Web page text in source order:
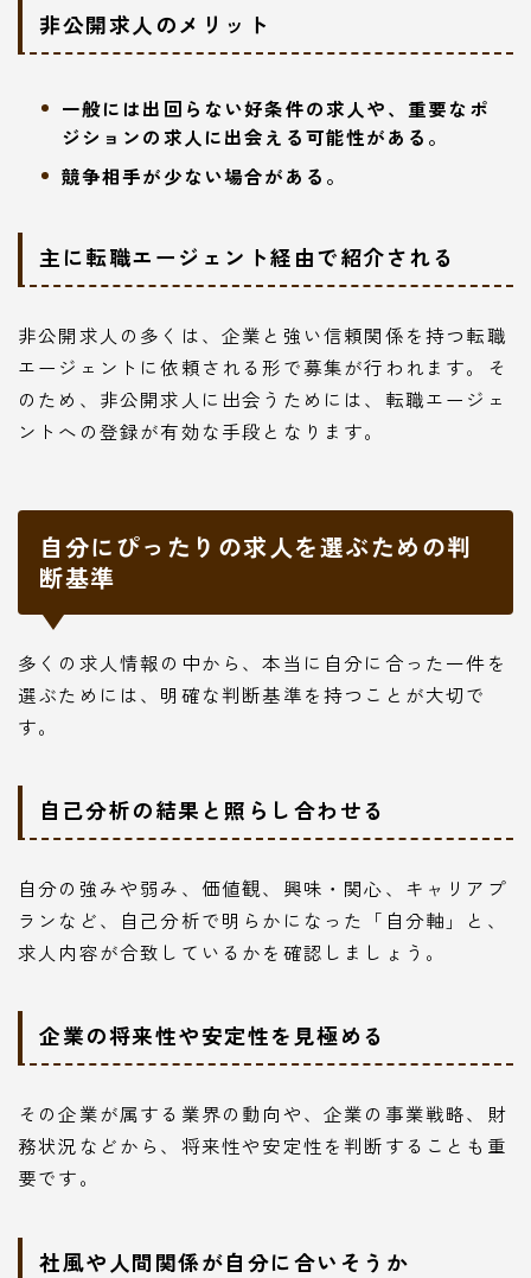
非公開求人のメリット
一般には出回らない好条件の求人や、重要なポ
ジションの求人に出会える可能性がある。
競争相手が少ない場合がある。
主に転職エージェント経由で紹介される
非公開求人の多くは、企業と強い信頼関係を持つ転職
エージェントに依頼される形で募集が行われます。そ
のため、非公開求人に出会うためには、転職エージェ
ントへの登録が有効な手段となります。
自分にぴったりの求人を選ぶための判
断基準
多くの求人情報の中から、本当に自分に合った一件を
選ぶためには、明確な判断基準を持つことが大切で
す。
自己分析の結果と照らし合わせる
自分の強みや弱み、価値観、興味・関心、キャリアプ
ランなど、自己分析で明らかになった「自分軸」と、
求人内容が合致しているかを確認しましょう。
企業の将来性や安定性を見極める
その企業が属する業界の動向や、企業の事業戦略、財
務状況などから、将来性や安定性を判断することも重
要です。
社風や人間関係が自分に合いそうか